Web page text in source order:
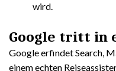
wird.
Google tritt in
Google erfindet Search,
einem echten